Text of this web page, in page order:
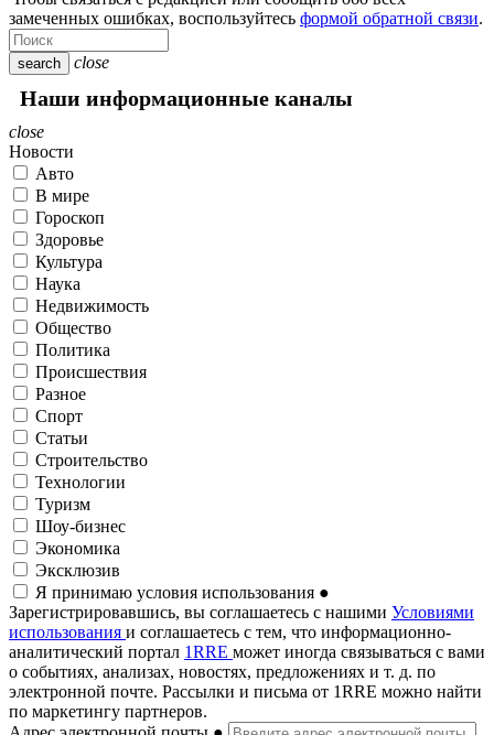
замеченных ошибках, воспользуйтесь формой обратной связи.
search close
Наши информационные каналы
close
Новости
Авто
В мире
Гороскоп
Здоровье
Культура
Наука
Недвижимость
Общество
Политика
Происшествия
Разное
Спорт
Статьи
Строительство
Технологии
Туризм
Шоу-бизнес
Экономика
Эксклюзив
Я принимаю условия использования ●
Зарегистрировавшись, вы соглашаетесь с нашими Условиями
использования и соглашаетесь с тем, что информационно-
аналитический портал 1RRE может иногда связываться с вами
о событиях, анализах, новостях, предложениях и т. д. по
электронной почте. Рассылки и письма от 1RRE можно найти
по маркетингу партнеров.